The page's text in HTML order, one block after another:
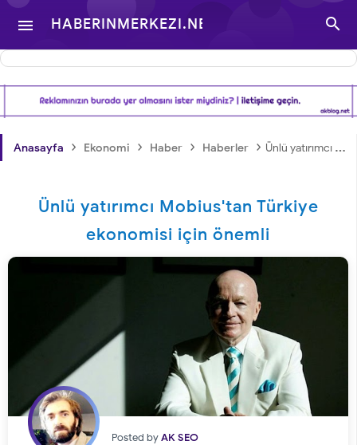
 HABERINMERKEZI.NET
- TÜRKIYE VE DÜNYA
GÜNDEMINDEN

Anasayfa › Ekonomi › Haber › Haberler › Ünlü yatırımcı Mobius'tan Türkiye ekonomisi için önemli
Ünlü yatırımcı Mobius'tan Türkiye
ekonomisi için önemli
Posted byAK SEO